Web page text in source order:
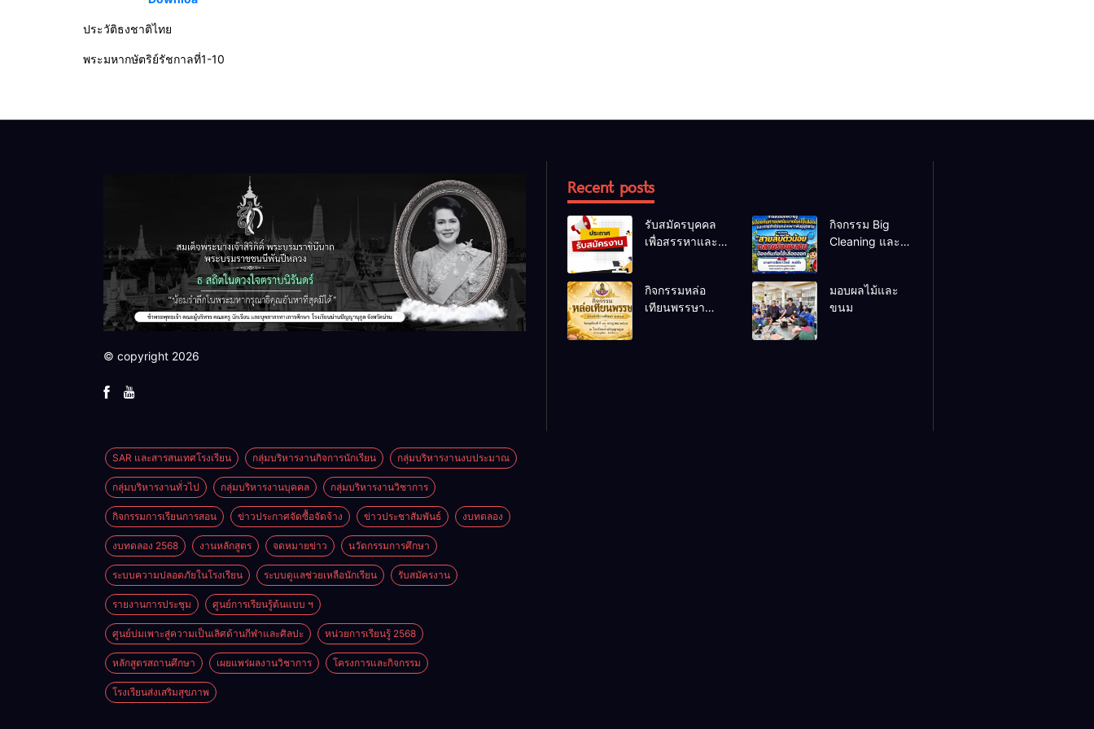
ประวัติธงชาติไทย
พระมหากษัตริย์รัชกาลที่1-10
© copyright 2026
Recent posts
รับสมัครบุคคล
เพื่อสรรหาและ
ทั่วไป
กิจกรรม Big
Cleaning และ
กิจกรรมหล่อ
เทียนพรรษา
มอบผลไม้และ
ขนม
SAR และสารสนเทศโรงเรียน กลุ่มบริหารงานกิจการนักเรียน กลุ่มบริหารงานงบประมาณ
กลุ่มบริหารงานทั่วไป กลุ่มบริหารงานบุคคล กลุ่มบริหารงานวิชาการ
กิจกรรมการเรียนการสอน ข่าวประกาศจัดซื้อจัดจ้าง ข่าวประชาสัมพันธ์ งบทดลอง
งบทดลอง 2568 งานหลักสูตร จดหมายข่าว นวัตกรรมการศึกษา
ระบบความปลอดภัยในโรงเรียน ระบบดูแลช่วยเหลือนักเรียน รับสมัครงาน
รายงานการประชุม ศูนย์การเรียนรู้ต้นแบบ ฯ
ศูนย์บ่มเพาะสู่ความเป็นเลิศด้านกีฬาและศิลปะ หน่วยการเรียนรู้ 2568
หลักสูตรสถานศึกษา เผยแพร่ผลงานวิชาการ โครงการและกิจกรรม
โรงเรียนส่งเสริมสุขภาพ